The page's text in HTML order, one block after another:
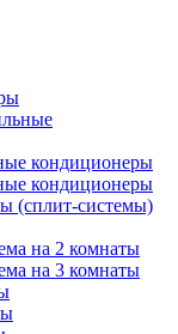
кондиционеры
кондиционеры
(сплит-системы)
на 2 комнаты
на 3 комнаты